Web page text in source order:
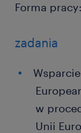
Forma
zadania
w
Unii